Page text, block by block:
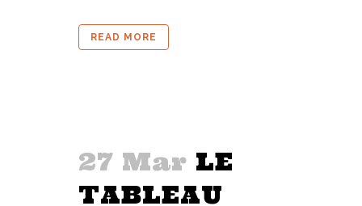
READ MORE
27 Mar LE
TABLEAU